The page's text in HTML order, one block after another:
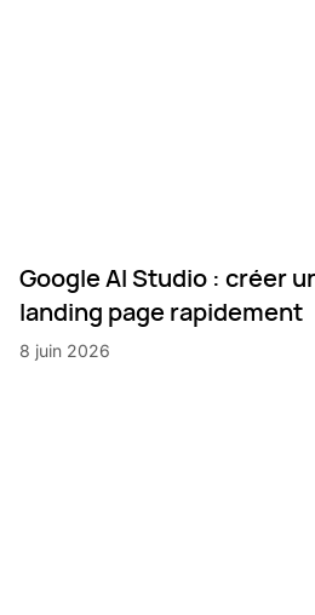
Google AI Studio : créer
landing page rapidement
8 juin 2026